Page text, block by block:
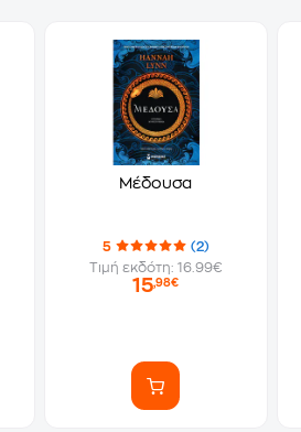
Μέδουσα
5
(2)
Τιμή εκδότη: 16.99€
15,98€